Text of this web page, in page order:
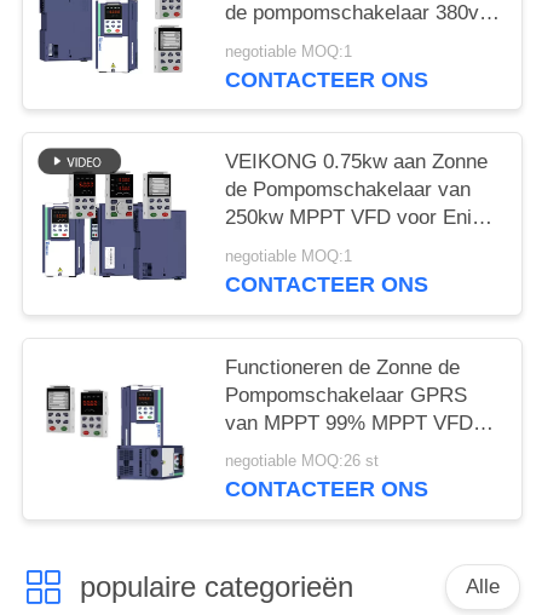
de pompomschakelaar 380v
4kw 5hp mppt in
negotiable MOQ:1
CONTACTEER ONS
VEIKONG 0.75kw aan Zonne
de Pompomschakelaar van
250kw MPPT VFD voor Enige
Fase In drie stadia
negotiable MOQ:1
CONTACTEER ONS
Functioneren de Zonne de
Pompomschakelaar GPRS
van MPPT 99% MPPT VFD
en de Droge
Looppasbescherming Steun
negotiable MOQ:26 st
CONTACTEER ONS
populaire categorieën Alle